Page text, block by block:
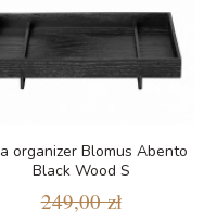
organizer Blomus Abento
Black Wood S
249,00 zł